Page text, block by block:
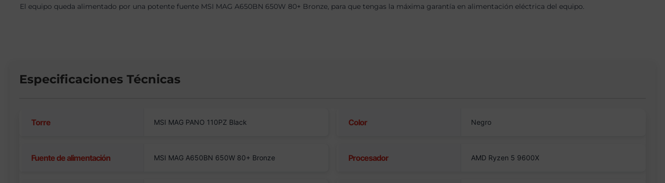
El equipo queda alimentado por una potente fuente MSI MAG A650BN 650W 80+ Bronze, para que tengas la máxima garantía en alimentación eléctrica del equipo.
Especificaciones Técnicas
Torre MSI MAG PANO 110PZ Black Color Negro
Fuente de alimentación MSI MAG A650BN 650W 80+ Bronze Procesador AMD Ryzen 5 9600X